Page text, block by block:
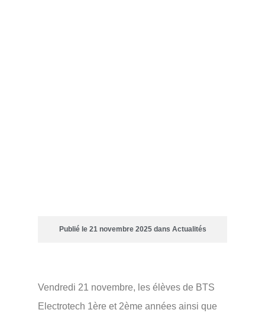
Publié le 21 novembre 2025 dans Actualités
Vendredi 21 novembre, les élèves de BTS
Electrotech 1ère et 2ème années ainsi que